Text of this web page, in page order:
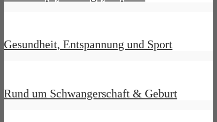
Gesundheit, Entspannung und Sport
Rund um Schwangerschaft & Geburt